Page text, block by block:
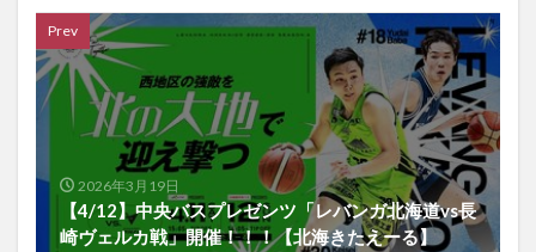
Prev
2026年3月19日
【4/12】中央バスプレゼンツ「レバンガ北海道vs長
崎ヴェルカ戦」開催！！！【北海きたえーる】